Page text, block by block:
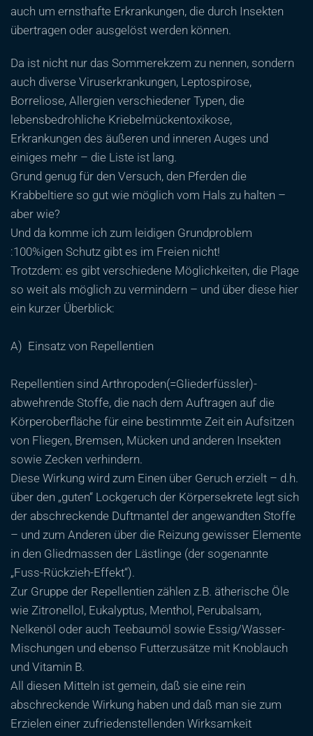
auch um ernsthafte Erkrankungen, die durch Insekten
übertragen oder ausgelöst werden können.
Da ist nicht nur das Sommerekzem zu nennen, sondern
auch diverse Viruserkrankungen, Leptospirose,
Borreliose, Allergien verschiedener Typen, die
lebensbedrohliche Kriebelmückentoxikose,
Erkrankungen des äußeren und inneren Auges und
einiges mehr – die Liste ist lang.
Grund genug für den Versuch, den Pferden die
Krabbeltiere so gut wie möglich vom Hals zu halten –
aber wie?
Und da komme ich zum leidigen Grundproblem
:100%igen Schutz gibt es im Freien nicht!
Trotzdem: es gibt verschiedene Möglichkeiten, die Plage
so weit als möglich zu vermindern – und über diese hier
ein kurzer Überblick:
A) Einsatz von Repellentien
Repellentien sind Arthropoden(=Gliederfüssler)-
abwehrende Stoffe, die nach dem Auftragen auf die
Körperoberfläche für eine bestimmte Zeit ein Aufsitzen
von Fliegen, Bremsen, Mücken und anderen Insekten
sowie Zecken verhindern.
Diese Wirkung wird zum Einen über Geruch erzielt – d.h.
über den „guten“ Lockgeruch der Körpersekrete legt sich
der abschreckende Duftmantel der angewandten Stoffe
– und zum Anderen über die Reizung gewisser Elemente
in den Gliedmassen der Lästlinge (der sogenannte
„Fuss-Rückzieh-Effekt“).
Zur Gruppe der Repellentien zählen z.B. ätherische Öle
wie Zitronellol, Eukalyptus, Menthol, Perubalsam,
Nelkenöl oder auch Teebaumöl sowie Essig/Wasser-
Mischungen und ebenso Futterzusätze mit Knoblauch
und Vitamin B.
All diesen Mitteln ist gemein, daß sie eine rein
abschreckende Wirkung haben und daß man sie zum
Erzielen einer zufriedenstellenden Wirksamkeit